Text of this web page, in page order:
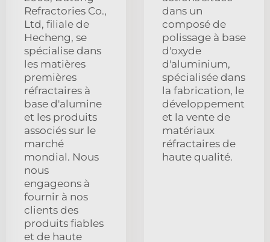
Refractories Co.,
Ltd, filiale de
Hecheng, se
spécialise dans
les matières
premières
réfractaires à
base d'alumine
et les produits
associés sur le
marché
mondial. Nous
nous
engageons à
fournir à nos
clients des
produits fiables
et de haute
dans un
composé de
polissage à base
d'oxyde
d'aluminium,
spécialisée dans
la fabrication, le
développement
et la vente de
matériaux
réfractaires de
haute qualité.